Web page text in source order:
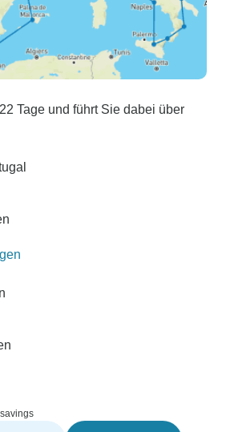
Tage und führt Sie dabei über